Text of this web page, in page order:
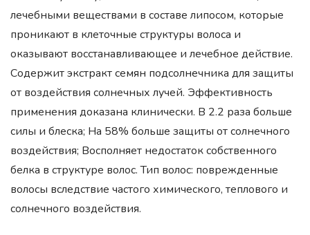
лечебными веществами в составе липосом, которые
проникают в клеточные структуры волоса и
оказывают восстанавливающее и лечебное действие.
Содержит экстракт семян подсолнечника для защиты
от воздействия солнечных лучей. Эффективность
применения доказана клинически. В 2.2 раза больше
силы и блеска; На 58% больше защиты от солнечного
воздействия; Восполняет недостаток собственного
белка в структуре волос. Тип волос: поврежденные
волосы вследствие частого химического, теплового и
солнечного воздействия.